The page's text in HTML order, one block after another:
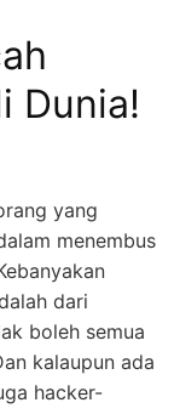
Dunia!
yang
menembus
dari
boleh semua
kalaupun ada
hacker-